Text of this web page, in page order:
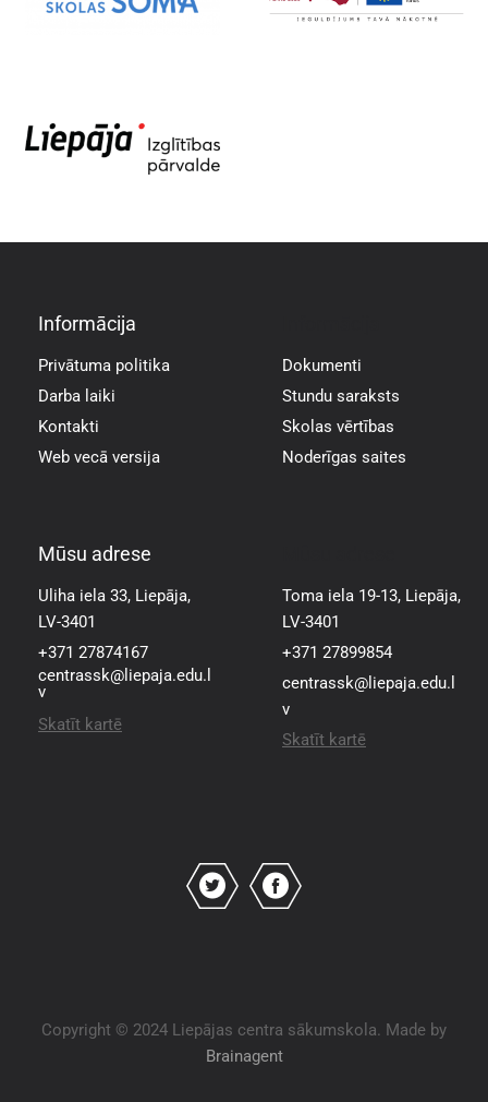
Informācija
Privātuma politika
Darba laiki
Kontakti
Web vecā versija
Dokumenti
Stundu saraksts
Skolas vērtības
Noderīgas saites
Mūsu adrese
Uliha iela 33, Liepāja,
LV-3401
+371 27874167
centrassk@liepaja.edu.l
v
Skatīt kartē
Toma iela 19-13, Liepāja,
LV-3401
+371 27899854
centrassk@liepaja.edu.l
v
Skatīt kartē
Copyright © 2024 Liepājas centra sākumskola. Made by
Brainagent